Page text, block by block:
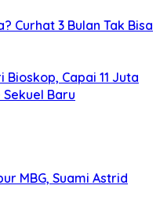
Curhat 3 Bulan Tak Bisa
Capai 11 Juta
Baru
MBG, Suami Astrid